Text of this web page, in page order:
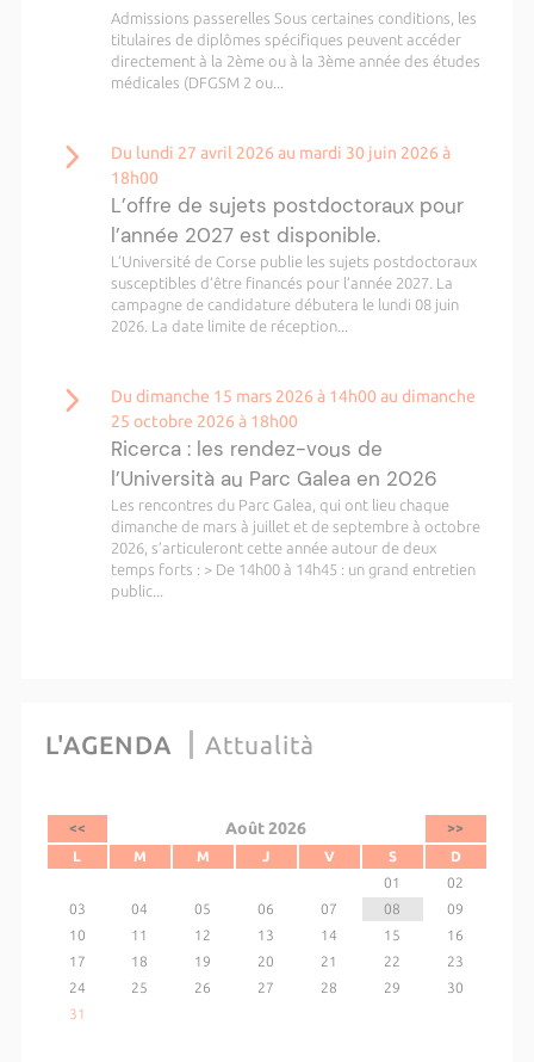
Admissions passerelles Sous certaines conditions, les
titulaires de diplômes spécifiques peuvent accéder
directement à la 2ème ou à la 3ème année des études
médicales (DFGSM 2 ou...
Du lundi 27 avril 2026 au mardi 30 juin 2026 à
18h00
L’offre de sujets postdoctoraux pour
l’année 2027 est disponible.
L’Université de Corse publie les sujets postdoctoraux
susceptibles d’être financés pour l’année 2027. La
campagne de candidature débutera le lundi 08 juin
2026. La date limite de réception...
Du dimanche 15 mars 2026 à 14h00 au dimanche
25 octobre 2026 à 18h00
Ricerca : les rendez-vous de
l’Università au Parc Galea en 2026
Les rencontres du Parc Galea, qui ont lieu chaque
dimanche de mars à juillet et de septembre à octobre
2026, s’articuleront cette année autour de deux
temps forts : > De 14h00 à 14h45 : un grand entretien
public...
L'AGENDA Attualità
<< Août 2026
>>
L
M M J V S
D
01
02
03
04 05 06 07 08
09
10
11 12 13 14 15
16
17
18 19 20 21 22
23
24
25 26 27 28 29
30
31